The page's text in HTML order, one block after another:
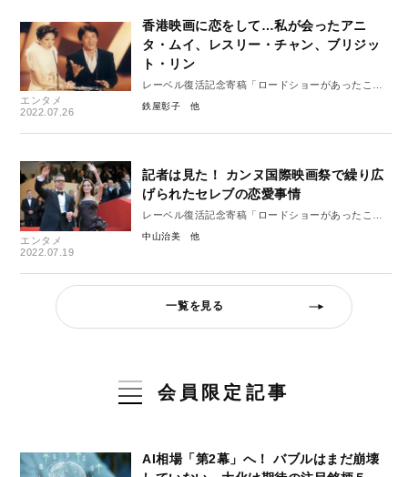
エンタメ
2022.07.26
香港映画に恋をして…私が会ったアニ
タ・ムイ、レスリー・チャン、ブリジッ
ト・リン
レーベル復活記念寄稿「ロードショーがあったこ
ろ」 14
鉄屋彰子
エンタメ
2022.07.19
記者は見た！ カンヌ国際映画祭で繰り広
げられたセレブの恋愛事情
レーベル復活記念寄稿「ロードショーがあったこ
ろ」13
中山治美
一覧を見る
会員限定記事
AI相場「第2幕」へ！ バブルはまだ崩壊